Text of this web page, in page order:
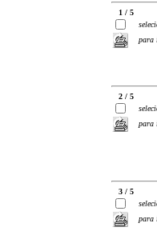
1 / 5
para
2 / 5
para
3 / 5
para